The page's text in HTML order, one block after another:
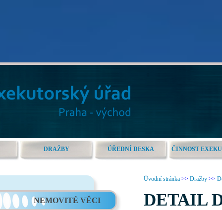
DRAŽBY ÚŘEDNÍ DESKA ČINNOST
NEMOVITÉ VĚCI
Úvodní stránka >> Dražby >>
DETAIL